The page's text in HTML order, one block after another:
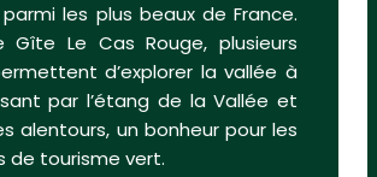
les plus beaux de France.
Gîte Le Cas Rouge, plusieurs
d’explorer la vallée à
par l’étang de la Vallée et
alentours, un bonheur pour les
de tourisme vert.